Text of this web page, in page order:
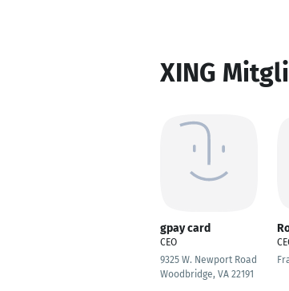
XING
gpay card
CEO
9325 W. Newport Road
Woodbridge, VA 22191